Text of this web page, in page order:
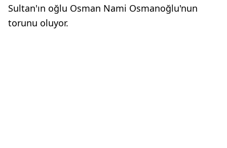
Sultan'ın oğlu Osman Nami Osmanoğlu'nun
torunu oluyor.